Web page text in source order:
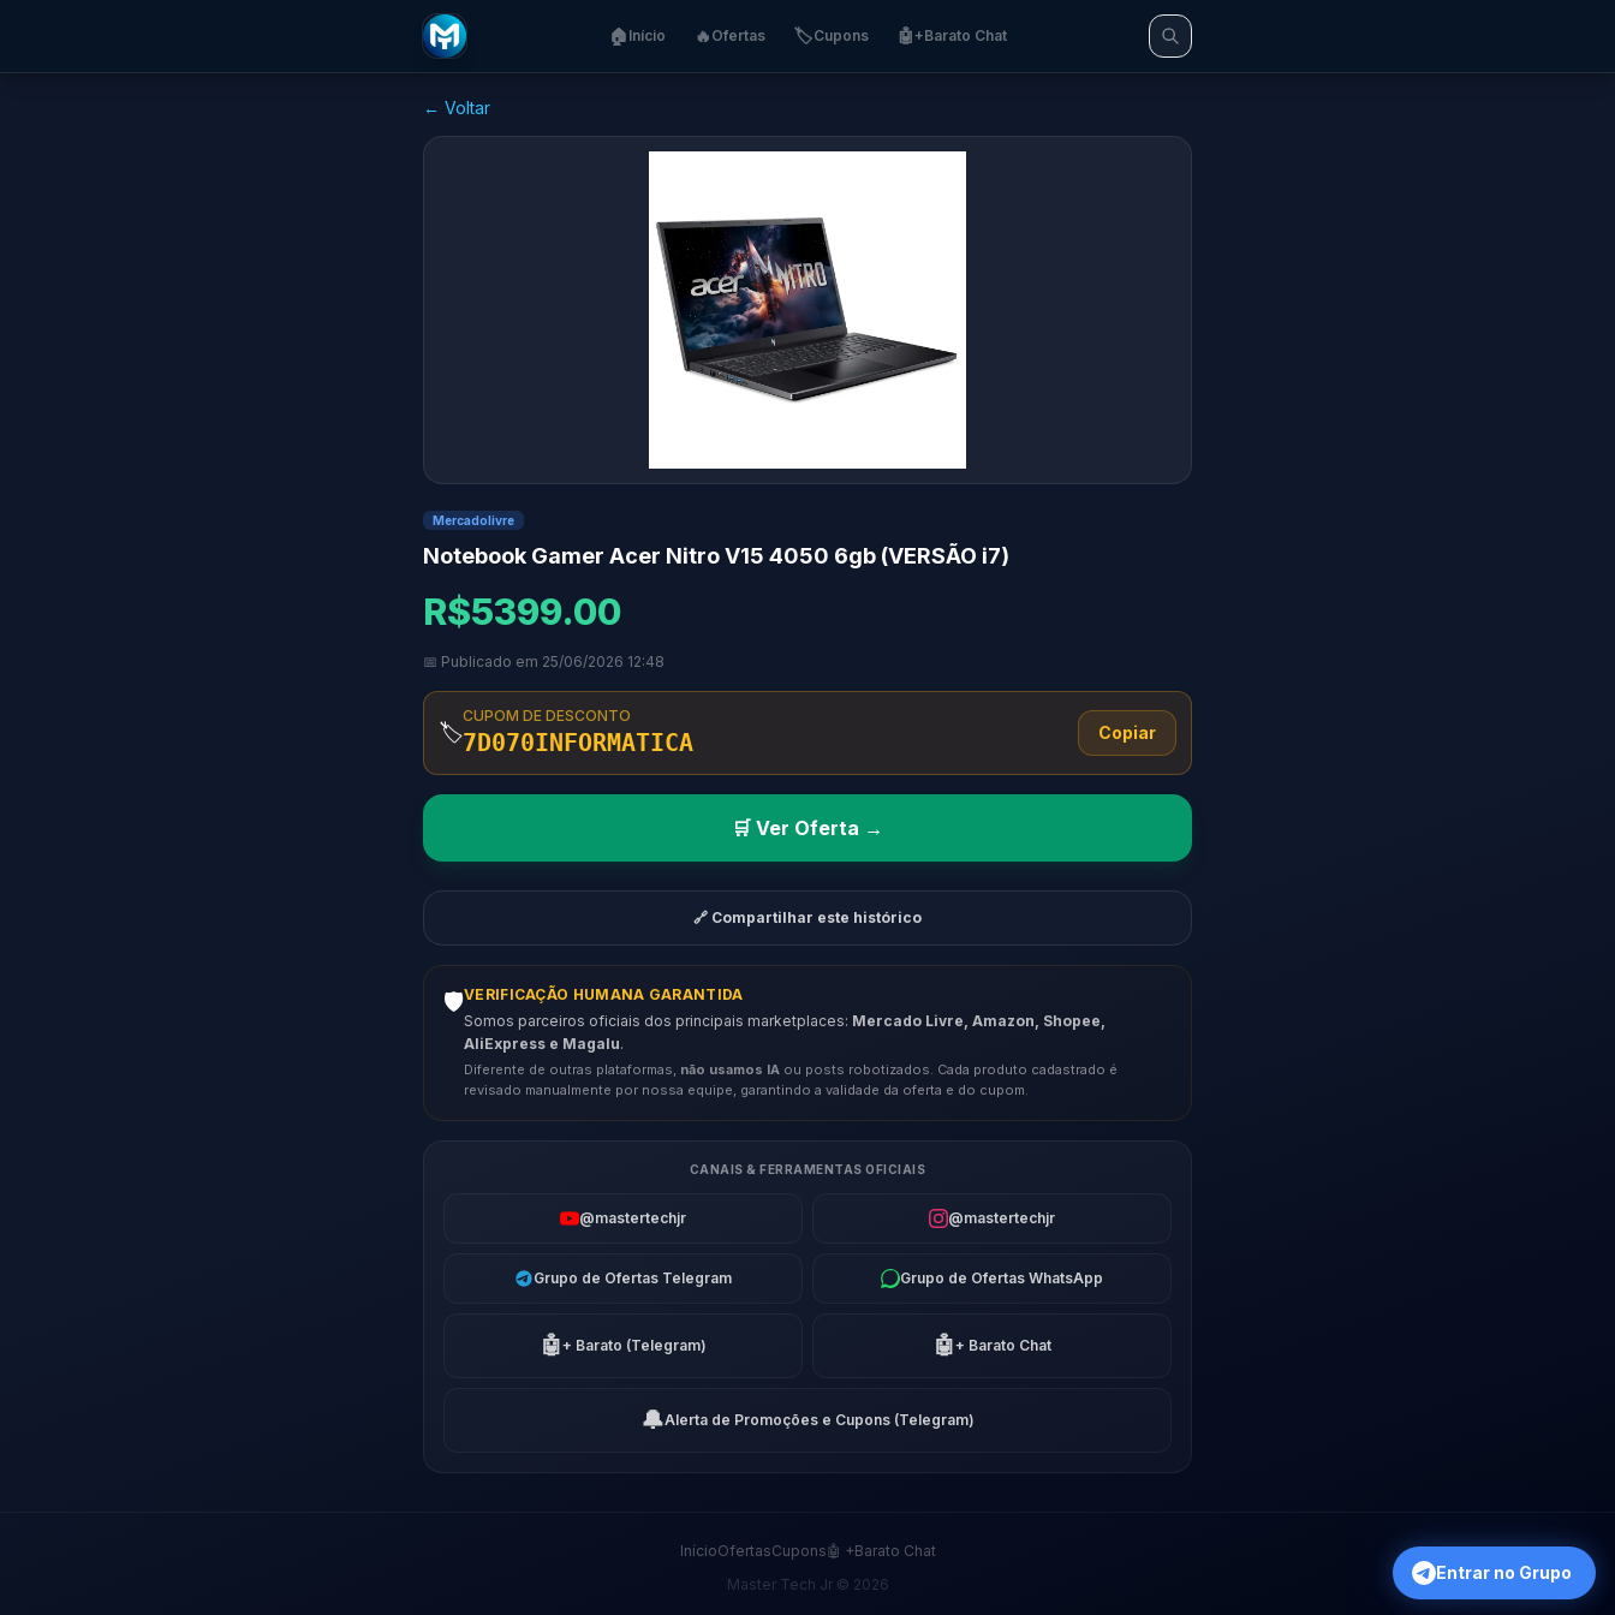
🏠 Início 🔥 Ofertas 🏷️Cupons 🤖+Barato Chat
← Voltar
Mercadolivre
Notebook Gamer Acer Nitro V15 4050 6gb (VERSÃO i7)
R$5399.00
📅 Publicado em 25/06/2026 12:48
🏷️
CUPOM DE DESCONTO
7D070INFORMATICA Copiar
🛒 Ver Oferta →
🔗 Compartilhar este histórico
🛡️VERIFICAÇÃO HUMANA GARANTIDA
Somos parceiros oficiais dos principais marketplaces: Mercado Livre, Amazon, Shopee,
AliExpress e Magalu.
Diferente de outras plataformas, não usamos IA ou posts robotizados. Cada produto cadastrado é
revisado manualmente por nossa equipe, garantindo a validade da oferta e do cupom.
CANAIS & FERRAMENTAS OFICIAIS
@mastertechjr @mastertechjr
Grupo de Ofertas Telegram Grupo de Ofertas WhatsApp
🤖+ Barato (Telegram) 🤖+ Barato Chat
🔔Alerta de Promoções e Cupons (Telegram)
InícioOfertasCupons🤖 +Barato Chat
Master Tech Jr © 2026
Entrar no Grupo